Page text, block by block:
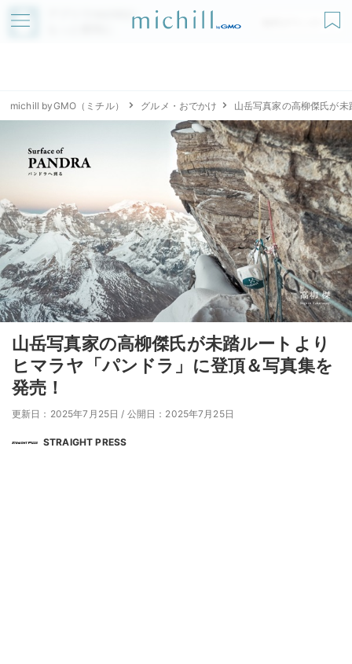
アプリでmichillが
無料ダウンロード
michill byGMO（ミチル） グルメ・おでかけ 山岳写真家の高柳傑氏が
山岳写真家の高柳傑氏が未踏ルートより
ヒマラヤ「パンドラ」に登頂＆写真集を
発売！
更新日：2025年7月25日 / 公開日：2025年7月25日
STRAIGHT PRESS